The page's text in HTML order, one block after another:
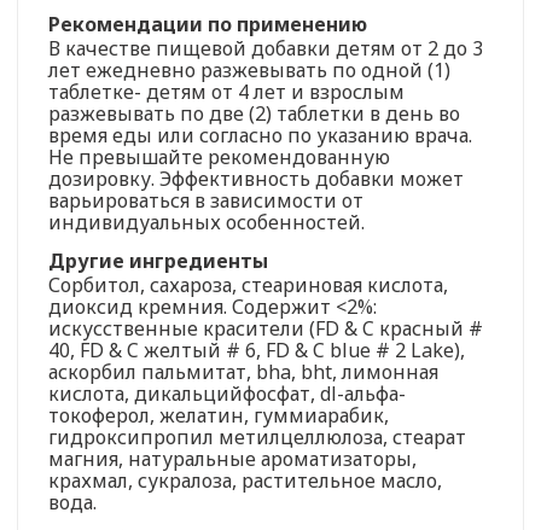
Рекомендации по применению
В качестве пищевой добавки детям от 2 до 3
лет ежедневно разжевывать по одной (1)
таблетке- детям от 4 лет и взрослым
разжевывать по две (2) таблетки в день во
время еды или согласно по указанию врача.
Не превышайте рекомендованную
дозировку. Эффективность добавки может
варьироваться в зависимости от
индивидуальных особенностей.
Другие ингредиенты
Сорбитол, сахароза, стеариновая кислота,
диоксид кремния. Содержит <2%:
искусственные красители (FD & C красный #
40, FD & C желтый # 6, FD & C blue # 2 Lake),
аскорбил пальмитат, bha, bht, лимонная
кислота, дикальцийфосфат, dl-альфа-
токоферол, желатин, гуммиарабик,
гидроксипропил метилцеллюлоза, стеарат
магния, натуральные ароматизаторы,
крахмал, сукралоза, растительное масло,
вода.